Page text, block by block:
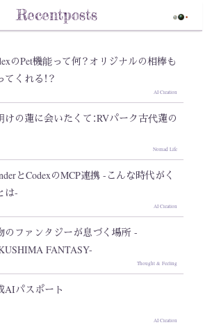
Recentposts
のPet機能って何？オリジナルの相棒も
てくれる！？
AI Creation
けの蓮に会いたくて：RVパーク古代蓮の
Nomad Life
とCodexのMCP連携 -こんな時代がく
は-
AI Creation
のファンタジーが息づく場所 -
FANTASY-
Thought & Feeling
AIパスポート
AI Creation